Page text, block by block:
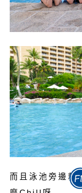
而且泳池旁邊就